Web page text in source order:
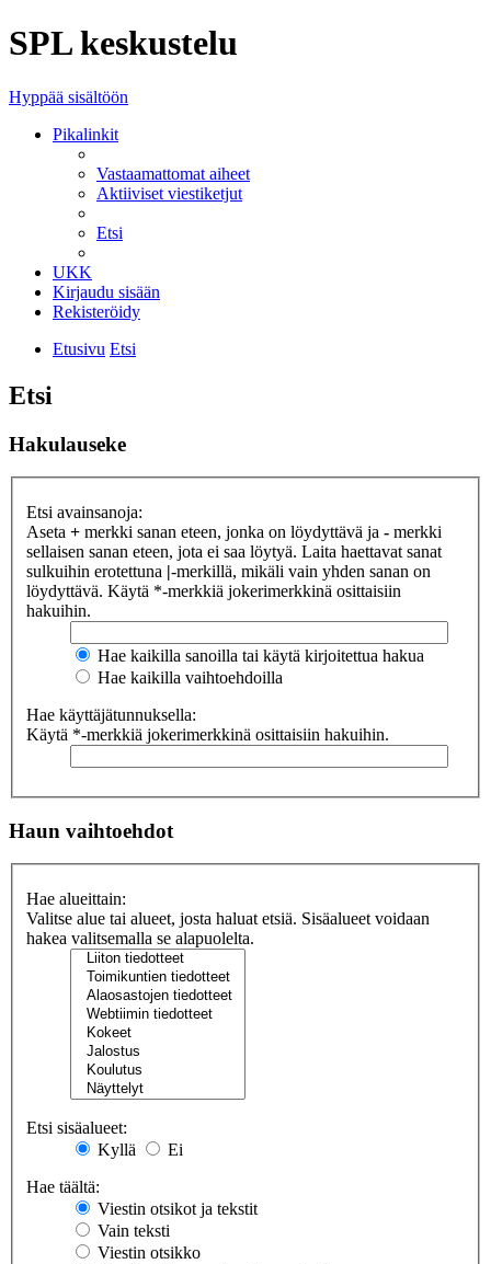
SPL keskustelu
Hyppää sisältöön
Pikalinkit
Vastaamattomat aiheet
Aktiiviset viestiketjut
Etsi
UKK
Kirjaudu sisään
Rekisteröidy
Etusivu Etsi
Etsi
Hakulauseke
Etsi avainsanoja:
Aseta + merkki sanan eteen, jonka on löydyttävä ja - merkki
sellaisen sanan eteen, jota ei saa löytyä. Laita haettavat sanat
sulkuihin erotettuna |-merkillä, mikäli vain yhden sanan on
löydyttävä. Käytä *-merkkiä jokerimerkkinä osittaisiin
hakuihin.
Hae kaikilla sanoilla tai käytä kirjoitettua hakua
Hae kaikilla vaihtoehdoilla
Hae käyttäjätunnuksella:
Käytä *-merkkiä jokerimerkkinä osittaisiin hakuihin.
Haun vaihtoehdot
Hae alueittain:
Valitse alue tai alueet, josta haluat etsiä. Sisäalueet voidaan
hakea valitsemalla se alapuolelta.
Etsi sisäalueet:
Kyllä
Ei
Hae täältä:
Viestin otsikot ja tekstit
Vain teksti
Viestin otsikko